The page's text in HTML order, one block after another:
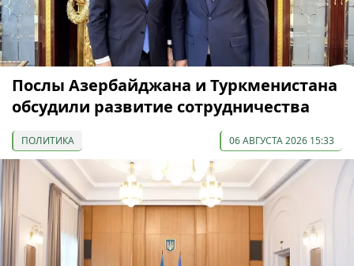
Послы Азербайджана и Туркменистана
обсудили развитие сотрудничества
ПОЛИТИКА 06 АВГУСТА 2026 15:33